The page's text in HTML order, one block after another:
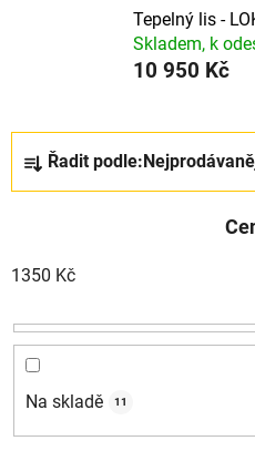
Tepelný lis -
Skladem, k
10 950 Kč
n
í
p
r
u
Řadit podle:
1350 Kč
Na skladě 11